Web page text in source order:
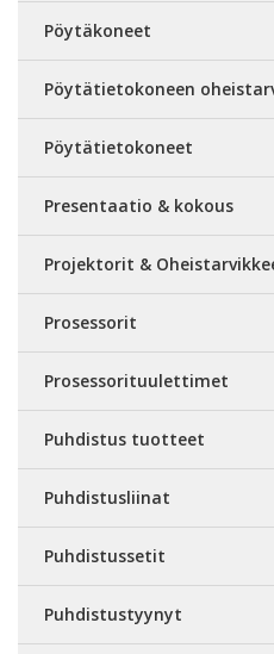
Pöytäkoneet
Pöytätietokoneen
Pöytätietokoneet
Presentaatio & kokous
Projektorit &
Prosessorit
Prosessorituulettimet
Puhdistus tuotteet
Puhdistusliinat
Puhdistussetit
Puhdistustyynyt